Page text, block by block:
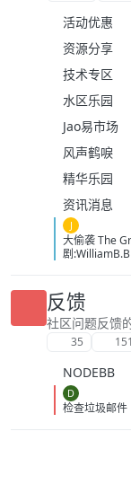
活动优惠
资源分享
技术专区
水区乐园
Jao易市场
风声鹤唳
精华乐园
资讯消息
J
大偷袭 The
剧
曼辛托斯/杰
德/萨姆·沃辛
雷特·塔克/
·费因斯/马
里斯托弗·詹
泉原丰/保罗·
诺/
顿/
冈野/
反馈
社区问题反馈
35 151
NODEBB
D
检查垃圾邮件